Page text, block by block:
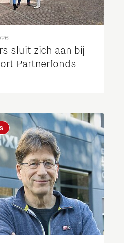
sluit zich aan bij
Partnerfonds